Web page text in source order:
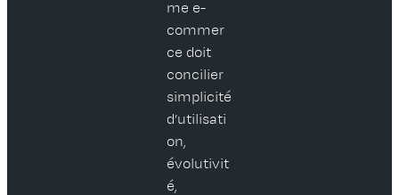
me e-
commer
ce doit
concilier
simplicité
d’utilisati
on,
évolutivit
é,